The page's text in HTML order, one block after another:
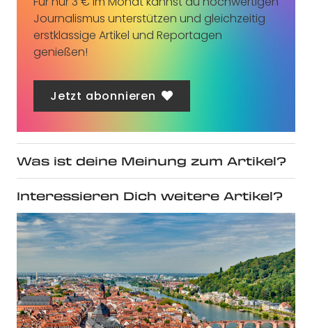
Journalismus unterstützen und gleichzeitig
erstklassige Artikel und Reportagen
genießen!
Jetzt abonnieren
Was ist deine Meinung zum Artikel?
Interessieren Dich weitere Artikel?